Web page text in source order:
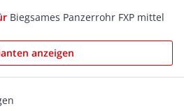
Biegsames Panzerrohr FXP mittel
anzeigen